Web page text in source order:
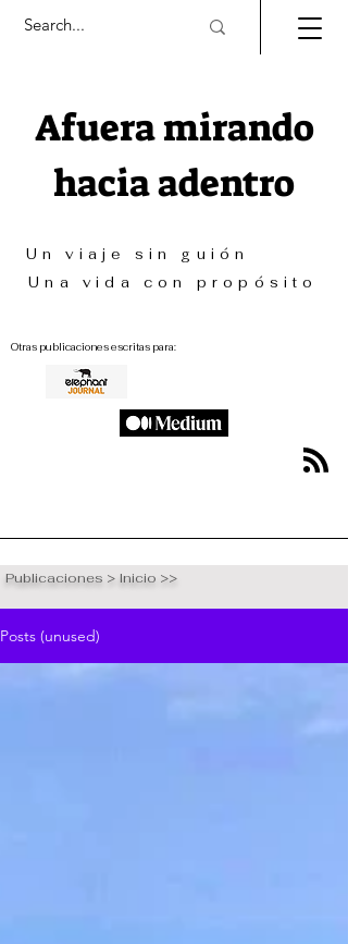
Un viaje sin guión
Una vida con propósito
Afuera mirando
hacia adentro
Otras publicaciones escritas para:
Publicaciones > Inicio >>
Posts (unused)